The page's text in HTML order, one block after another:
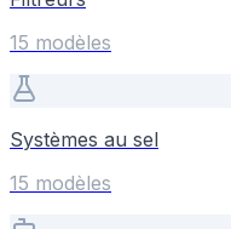
15 modèles
Systèmes au sel
15 modèles